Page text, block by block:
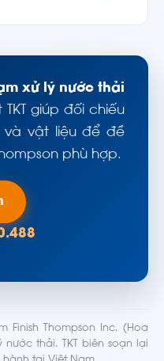
xử lý nước thải
giúp đối chiếu
và vật liệu để đề
phù hợp.
Finish Thompson Inc. (Hoa
thải. TKT biên soạn lại